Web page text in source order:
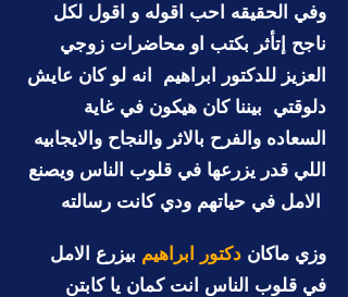
وفي الحقيقه احب اقوله و اقول لكل
ناجح إتأثر بكتب او محاضرات زوجي
العزيز للدكتور ابراهيم انه لو كان عايش
دلوقتي بيننا كان هيكون في غاية
السعاده والفرح بالاثر والنجاح والايجابيه
اللي قدر يزرعها في قلوب الناس ويصنع
وزي ماكان دكتور ابراهيم بيزرع الامل
في قلوب الناس انت كمان يا كابتن